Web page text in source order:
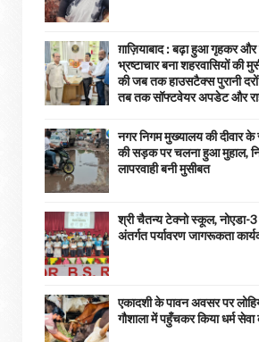
ग़ाज़ियाबाद : बढ़ा हुआ गृहकर और
भ्रष्टाचार बना शहरवासियों की
की जब तक हाउसटैक्स पुरानी दरों
तब तक सॉफ्टवेयर अपडेट और
नगर निगम मुख्यालय की दीवार के
की सड़क पर चलना हुआ मुहाल,
लापरवाही बनी मुसीबत
श्री चैतन्य टेक्नो स्कूल, नोएडा-3
अंतर्गत पर्यावरण जागरूकता
एकादशी के पावन अवसर पर
गौशाला में पहुँचकर किया धर्म सेवा